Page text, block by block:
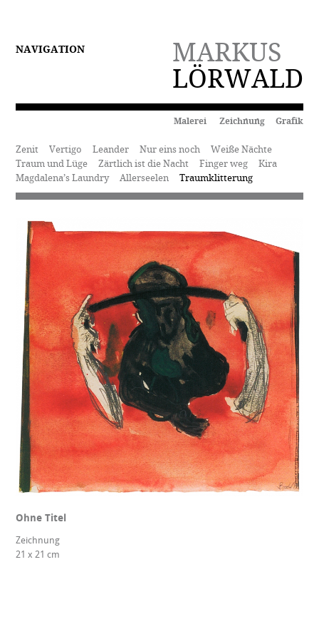
MARKUS
LÖRWALD
NAVIGATION
Malerei Zeichnung Grafik
Zenit Vertigo Leander Nur eins noch
Weiße Nächte
Traum und Lüge
Zärtlich ist die Nacht Finger weg
Kira
Magdalena’s Laundry
Allerseelen Traumklitterung
Ohne Titel
Zeichnung
21 x 21 cm